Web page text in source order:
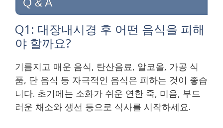
Q1: 대장내시경 후 어떤 음식을 피해
야 할까요?
기름지고 매운 음식, 탄산음료, 알코올, 가공 식
품, 단 음식 등 자극적인 음식은 피하는 것이 좋습
니다. 초기에는 소화가 쉬운 연한 죽, 미음, 부드
러운 채소와 생선 등으로 식사를 시작하세요.